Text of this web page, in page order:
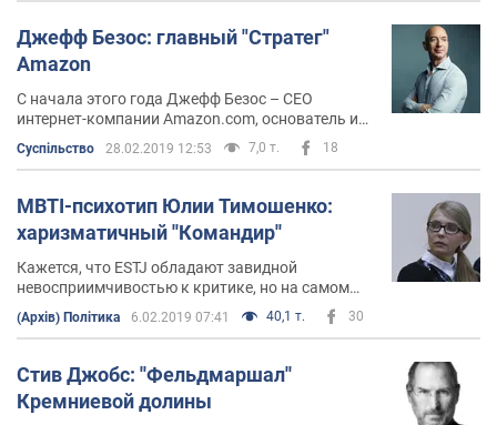
Джефф Безос: главный "Стратег"
Amazon
С начала этого года Джефф Безос – CEO
интернет-компании Amazon.com, основатель и
владелец аэрокосмической компании Blue
Origin, владелец издательского дома The
в рейтинге Forbes–2018 – стал одним из
главных ньюзмейкеров не только деловой, но и
светской прессы
Суспільство 28.02.2019 12:53 7,0 т. 18
MBTI-психотип Юлии Тимошенко:
харизматичный ''Командир''
Кажется, что ЕSTJ обладают завидной
невосприимчивостью к критике, но на самом
деле они очень чувствительны к нападкам,
просто постоянно учатся не подавать виду,
(Архів) Політика 6.02.2019 07:41 40,1 т. 30
Стив Джобс: ''Фельдмаршал''
Кремниевой долины